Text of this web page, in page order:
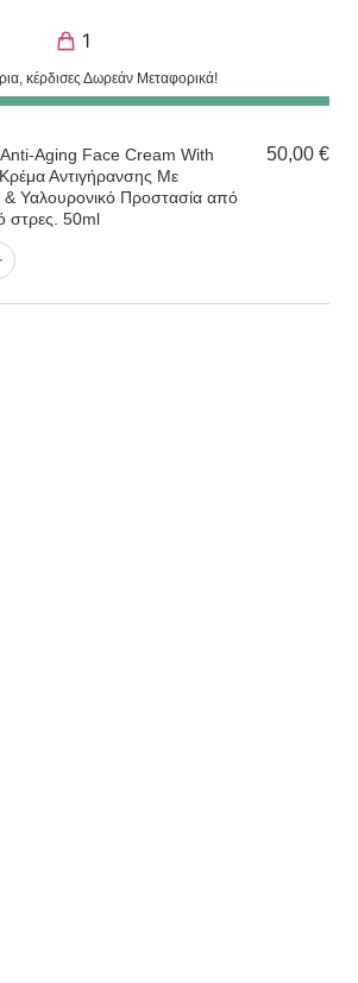
ΓΙΑ ΤΗΝ ΥΠΟΜΟΝΗ ΣΑΣ.
/ Εγγραφή
1
κέρδισες Δωρεάν Μεταφορικά!
Aging Face Cream With
Αντιγήρανσης Με
& Υαλουρονικό Προστασία από
στρες. 50ml
50,00 €